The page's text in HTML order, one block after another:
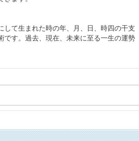
職業、才能、金運、結婚、健康等の総合運
3枚のコインを6回振って出た易の卦を読み
きます。
です。過去、現在、未来に至る一生の運勢